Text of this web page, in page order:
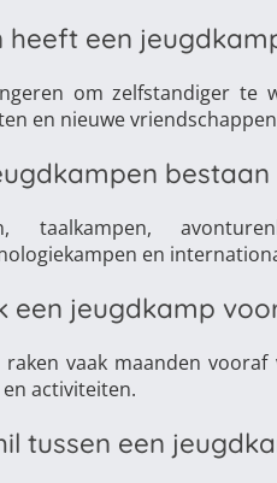
heeft een
om zelfstandiger te
en nieuwe
bestaan
en
een jeugdkamp
vaak maanden
activiteiten.
tussen een